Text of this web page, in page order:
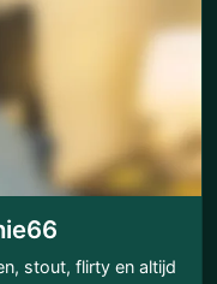
stout, flirty en altijd